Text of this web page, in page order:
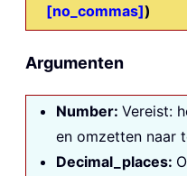
[no_commas])
Argumenten
Number: Vereist:
en omzetten naar
Decimal_places: